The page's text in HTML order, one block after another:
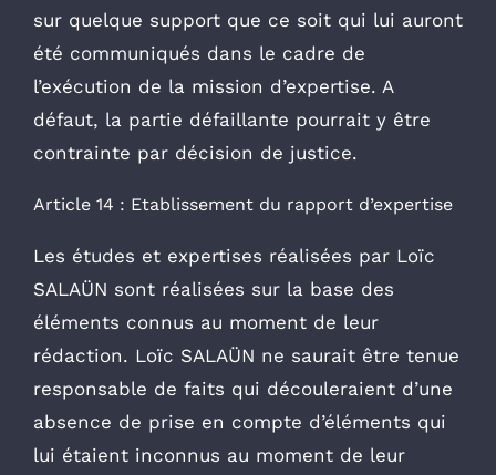
sur quelque support que ce soit qui lui auront
été communiqués dans le cadre de
l’exécution de la mission d’expertise. A
défaut, la partie défaillante pourrait y être
contrainte par décision de justice.
Article 14 : Etablissement du rapport d’expertise
Les études et expertises réalisées par Loïc
SALAÜN sont réalisées sur la base des
éléments connus au moment de leur
rédaction. Loïc SALAÜN ne saurait être tenue
responsable de faits qui découleraient d’une
absence de prise en compte d’éléments qui
lui étaient inconnus au moment de leur